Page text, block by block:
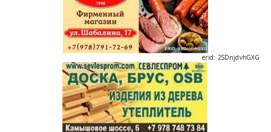
erid: 2SDnjdvhGXG